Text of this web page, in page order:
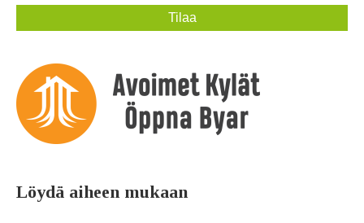
Löydä aiheen mukaan